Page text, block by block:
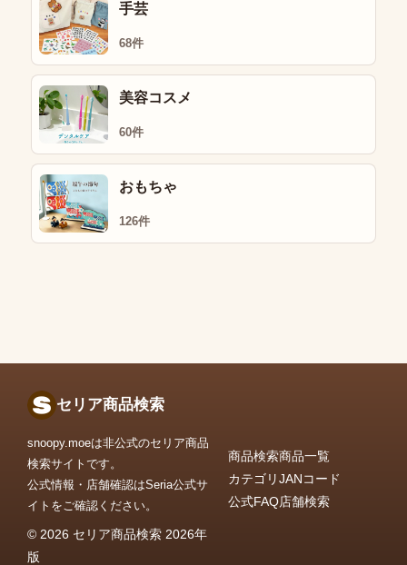
手芸
68件
美容コスメ
60件
おもちゃ
126件
セリア商品検索
snoopy.moeは非公式のセリア商品
検索サイトです。
公式情報・店舗確認はSeria公式サ
イトをご確認ください。
© 2026 セリア商品検索 2026年
版
商品検索商品一覧
カテゴリJANコード
公式FAQ店舗検索